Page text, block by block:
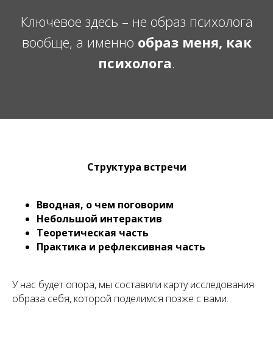
Ключевое здесь – не образ психолога
вообще, а именно образ меня, как
психолога.
Структура встречи
Вводная, о чем поговорим
Небольшой интерактив
Теоретическая часть
Практика и рефлексивная часть
У нас будет опора, мы составили карту исследования
образа себя, которой поделимся позже с вами.